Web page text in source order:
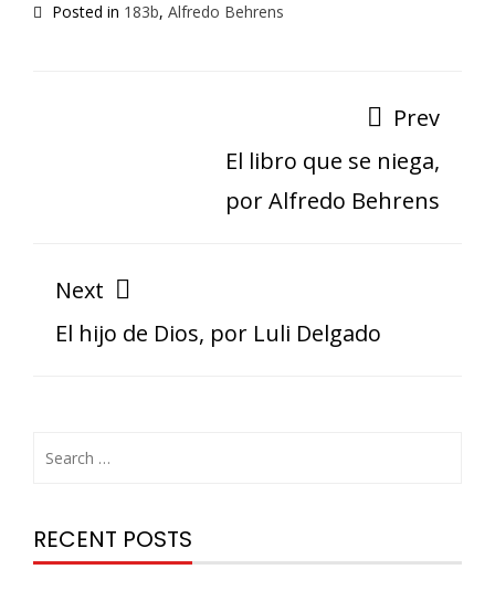
Posted in 183b, Alfredo Behrens
Prev
El libro que se niega,
por Alfredo Behrens
Next
El hijo de Dios, por Luli Delgado
RECENT POSTS